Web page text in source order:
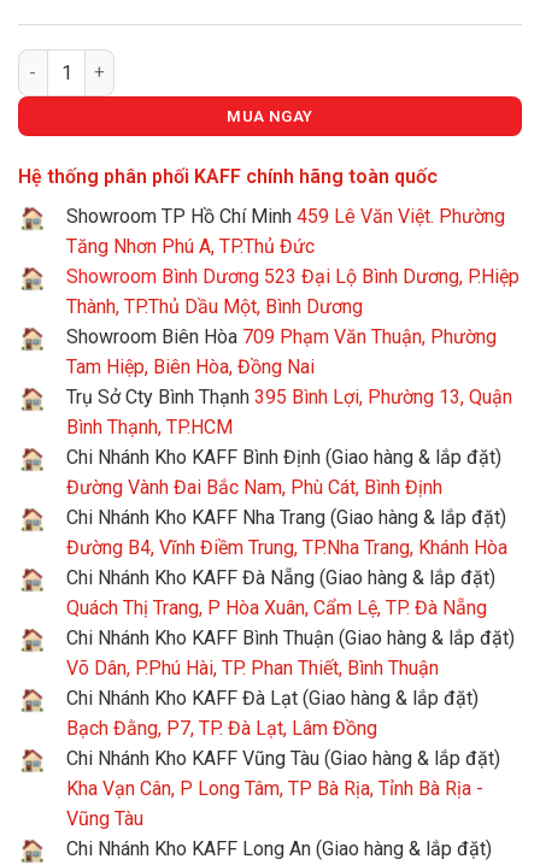
MÁY HÚT MÙI ÂM TỦ KAFF KF-TL1007B số lượng
MUA NGAY
Hệ thống phân phối KAFF chính hãng toàn quốc
Showroom TP Hồ Chí Minh 459 Lê Văn Việt. Phường
Tăng Nhơn Phú A, TP.Thủ Đức
Showroom Bình Dương 523 Đại Lộ Bình Dương, P.Hiệp
Thành, TP.Thủ Dầu Một, Bình Dương
Showroom Biên Hòa 709 Phạm Văn Thuận, Phường
Tam Hiệp, Biên Hòa, Đồng Nai
Trụ Sở Cty Bình Thạnh 395 Bình Lợi, Phường 13, Quận
Bình Thạnh, TP.HCM
Chi Nhánh Kho KAFF Bình Định (Giao hàng & lắp đặt)
Đường Vành Đai Bắc Nam, Phù Cát, Bình Định
Chi Nhánh Kho KAFF Nha Trang (Giao hàng & lắp đặt)
Đường B4, Vĩnh Điềm Trung, TP.Nha Trang, Khánh Hòa
Chi Nhánh Kho KAFF Đà Nẵng (Giao hàng & lắp đặt)
Quách Thị Trang, P Hòa Xuân, Cẩm Lệ, TP. Đà Nẵng
Chi Nhánh Kho KAFF Bình Thuận (Giao hàng & lắp đặt)
Võ Dân, P.Phú Hài, TP. Phan Thiết, Bình Thuận
Chi Nhánh Kho KAFF Đà Lạt (Giao hàng & lắp đặt)
Bạch Đằng, P7, TP. Đà Lạt, Lâm Đồng
Chi Nhánh Kho KAFF Vũng Tàu (Giao hàng & lắp đặt)
Kha Vạn Cân, P Long Tâm, TP Bà Rịa, Tỉnh Bà Rịa -
Vũng Tàu
Chi Nhánh Kho KAFF Long An (Giao hàng & lắp đặt)